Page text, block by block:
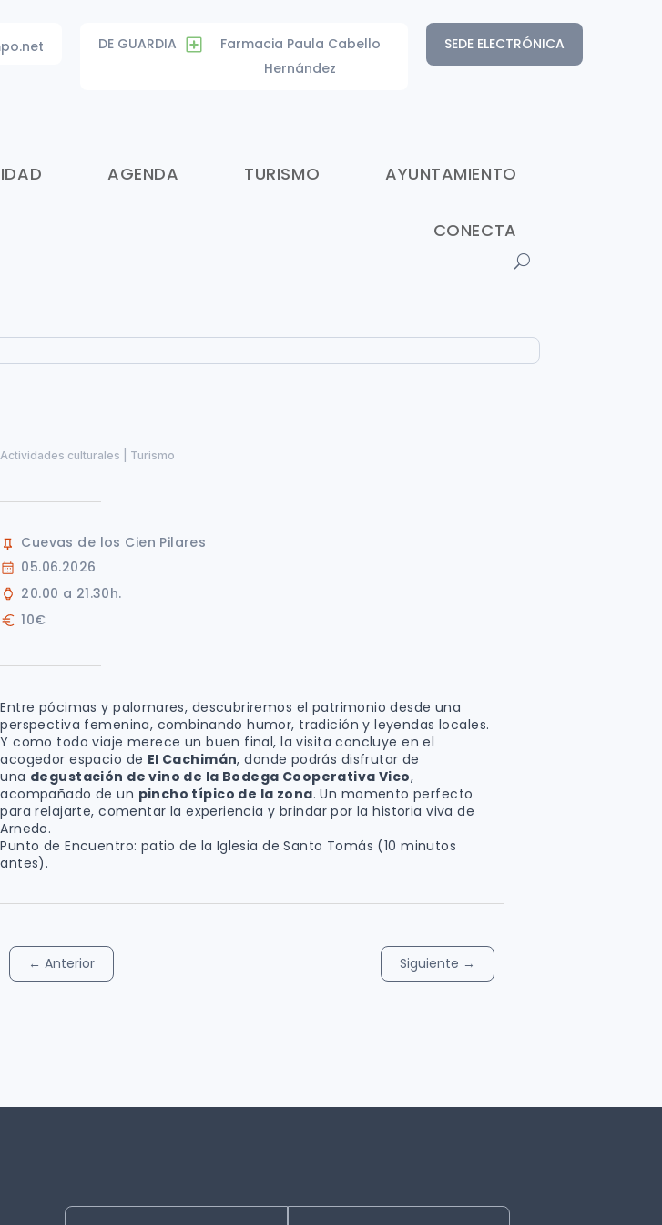
SEDE ELECTRÓNICA
DE GUARDIA
Farmacia Paula Cabello
Hernández
AGENDA TURISMO AYUNTAMIENTO
CONECTA
Actividades culturales | Turismo
Cuevas de los Cien Pilares
05.06.2026
20.00 a 21.30h.
10€
Entre pócimas y palomares, descubriremos el patrimonio desde una
perspectiva femenina, combinando humor, tradición y leyendas locales.
Y como todo viaje merece un buen final, la visita concluye en el
acogedor espacio de El Cachimán, donde podrás disfrutar de
una degustación de vino de la Bodega Cooperativa Vico,
acompañado de un pincho típico de la zona. Un momento perfecto
para relajarte, comentar la experiencia y brindar por la historia viva de
Arnedo.
Punto de Encuentro: patio de la Iglesia de Santo Tomás (10 minutos
antes).
←Anterior Siguiente →